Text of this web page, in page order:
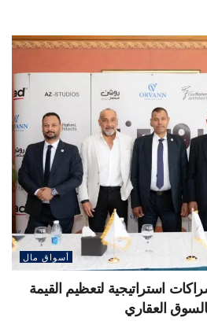
أسواق مال
مصر» توقع 3 شراكات استراتيجية لتعظيم القيمة
العقاري